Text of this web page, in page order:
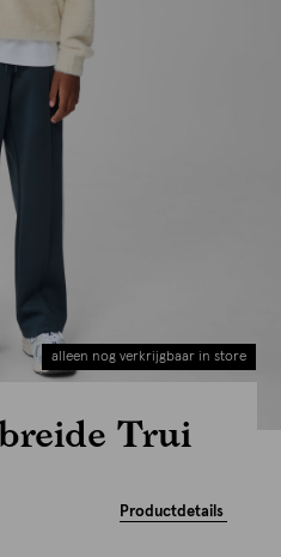
alleen nog verkrijgbaar in store
Trui
Productdetails